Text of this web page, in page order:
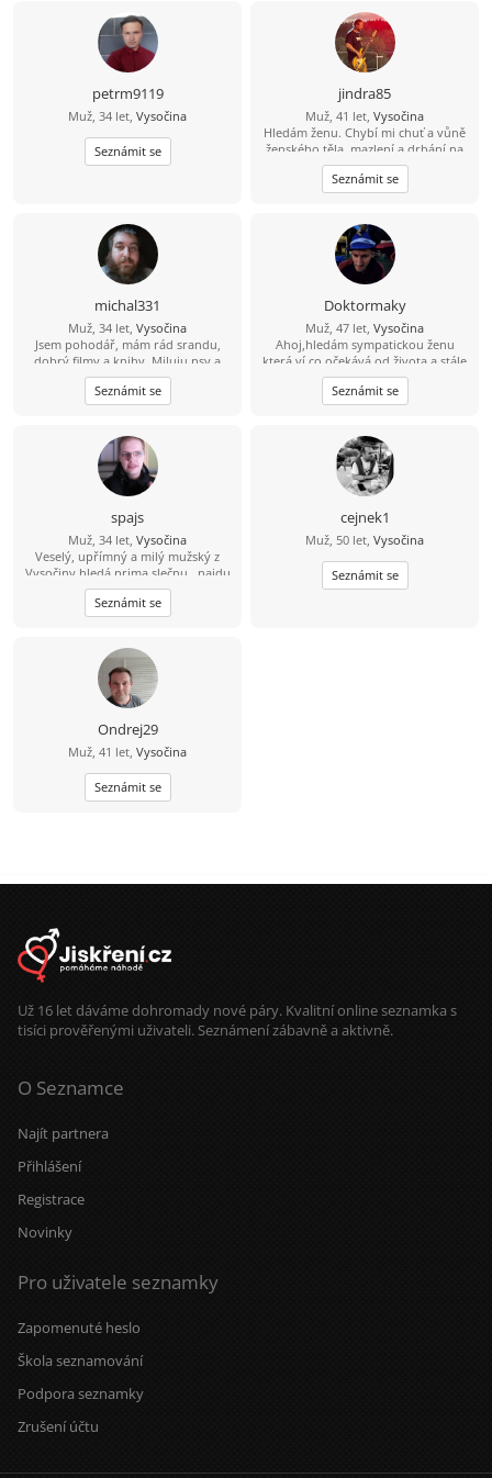
petrm9119
Muž, 34 let, Vysočina
Seznámit se
jindra85
Muž, 41 let, Vysočina
Hledám ženu. Chybí mi chuť a vůně
ženského těla, mazlení a drbání na
zádech.. ;-) Zajdeme na kávu a
uvidíme, jestli přeskočí jiskra?
Seznámit se
michal331
Muž, 34 let, Vysočina
Jsem pohodář, mám rád srandu,
dobrý filmy a knihy. Miluju psy a
cením si upřímnosti, protože
nesnáším lži a přetvářku. Radši
trávím čas s pár opravdovými lidmi
humor i obyčejné chvíle, které mají
něco do sebe.
Seznámit se
Doktormaky
Muž, 47 let, Vysočina
Ahoj,hledám sympatickou ženu
která ví co očekává od života a stále
ještě hledá toho prvého pro
společnou cestu.Jsem optimista a
věřím že někde jsi...
Seznámit se
spajs
Muž, 34 let, Vysočina
Veselý, upřímný a milý mužský z
Vysočiny hledá prima slečnu.. najdu
tě?
Seznámit se
cejnek1
Muž, 50 let, Vysočina
Seznámit se
Ondrej29
Muž, 41 let, Vysočina
Seznámit se
Už 16 let dáváme dohromady nové páry. Kvalitní online seznamka s
tisíci prověřenými uživateli. Seznámení zábavně a aktivně.
O Seznamce
Najít partnera
Přihlášení
Registrace
Novinky
Pro uživatele seznamky
Zapomenuté heslo
Škola seznamování
Podpora seznamky
Zrušení účtu